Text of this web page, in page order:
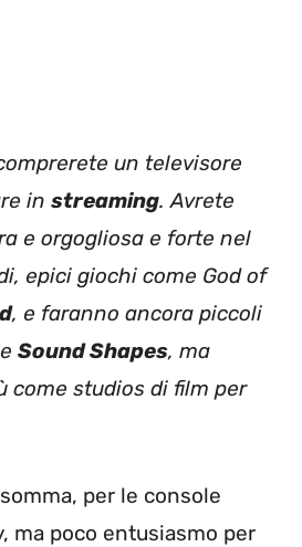
un televisore
in streaming. Avrete
e orgogliosa e forte nel
epici giochi come God of
, e faranno ancora piccoli
Sound Shapes, ma
come studios di film per
per le console
ma poco entusiasmo per